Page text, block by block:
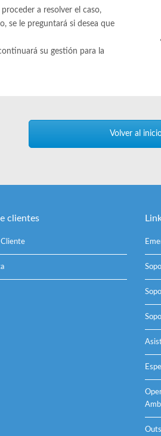
a resolver el caso,
se le preguntará si desea que
su gestión para la
Volver al
clientes
Cliente